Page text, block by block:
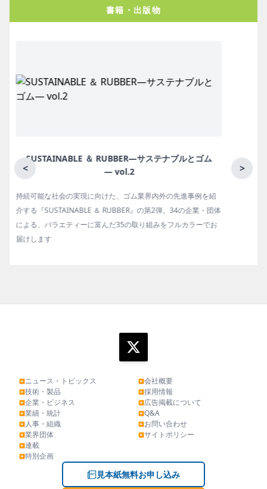
書籍・出版物
< >
月刊ラバーインダストリー／単品
ゴム報知新聞の姉妹誌。ゴム・エラストマー製品・市場分野別
の動向、新製品・技術、原材料動向、設備・機械の紹介、イン
タビュー、海外企業情報、統計などをコンパクトに掲載してい
▶ニュース・トピックス
▶技術・製品
▶企業・ビジネス
▶業績・統計
▶人事・組織
▶業界団体
▶連載
▶特別企画
▶会社概要
▶採用情報
▶広告掲載について
▶Q&A
▶お問い合わせ
▶サイトポリシー
見本紙無料お申し込み